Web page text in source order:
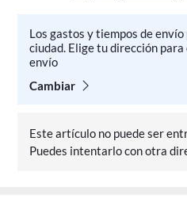
Los gastos y tiempos de
ciudad. Elige tu dirección
envío
Cambiar
Este artículo no puede ser
Puedes intentarlo con otra